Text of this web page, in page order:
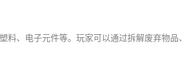
、电子元件等。玩家可以通过拆解废弃物品、